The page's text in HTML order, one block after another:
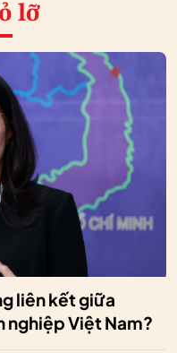
lỡ
liên kết giữa
nghiệp Việt Nam?